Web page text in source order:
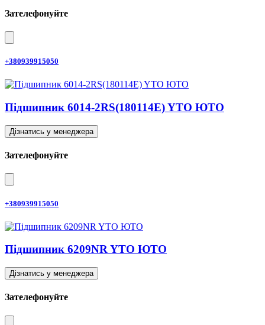
Зателефонуйте
+380939915050
Підшипник 6014-2RS(180114E) YTO ЮТО
Дізнатись у менеджера
Зателефонуйте
+380939915050
Підшипник 6209NR YTO ЮТО
Дізнатись у менеджера
Зателефонуйте